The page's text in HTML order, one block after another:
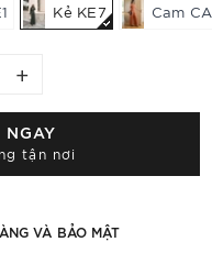
Kẻ KE7 Cam
+
NGAY
tận nơi
VÀ BẢO MẬT